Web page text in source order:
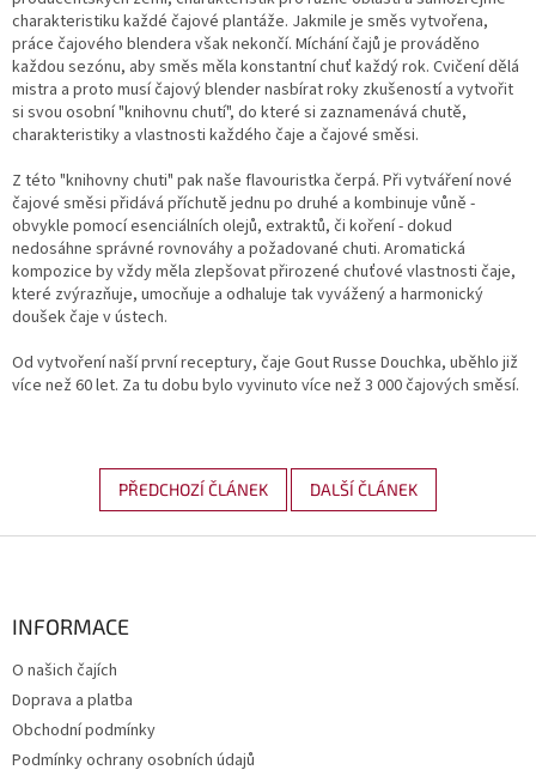
charakteristiku každé čajové plantáže. Jakmile je směs vytvořena,
práce čajového blendera však nekončí. Míchání čajů je prováděno
každou sezónu, aby směs měla konstantní chuť každý rok. Cvičení dělá
mistra a proto musí čajový blender nasbírat roky zkušeností a vytvořit
si svou osobní "knihovnu chutí", do které si zaznamenává chutě,
charakteristiky a vlastnosti každého čaje a čajové směsi.
Z této "knihovny chuti" pak naše flavouristka čerpá. Při vytváření nové
čajové směsi přidává příchutě jednu po druhé a kombinuje vůně -
obvykle pomocí esenciálních olejů, extraktů, či koření - dokud
nedosáhne správné rovnováhy a požadované chuti. Aromatická
kompozice by vždy měla zlepšovat přirozené chuťové vlastnosti čaje,
které zvýrazňuje, umocňuje a odhaluje tak vyvážený a harmonický
doušek čaje v ústech.
Od vytvoření naší první receptury, čaje Gout Russe Douchka, uběhlo již
více než 60 let. Za tu dobu bylo vyvinuto více než 3 000 čajových směsí.
PŘEDCHOZÍ ČLÁNEK DALŠÍ ČLÁNEK
INFORMACE
O našich čajích
Doprava a platba
Obchodní podmínky
Podmínky ochrany osobních údajů